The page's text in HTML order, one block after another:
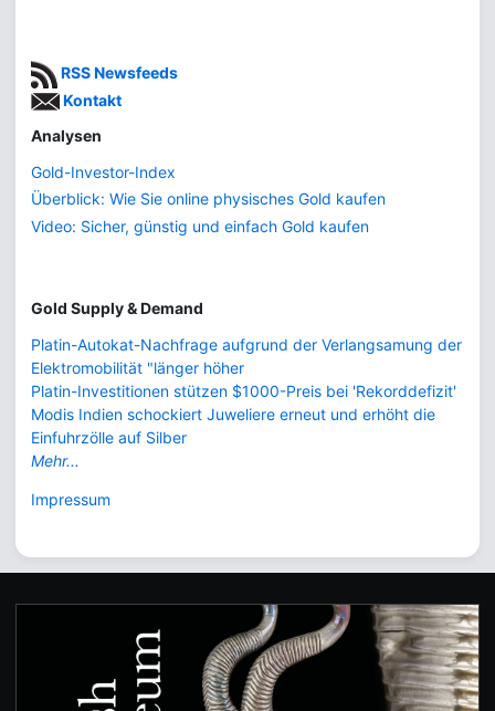
RSS Newsfeeds
Kontakt
Analysen
Gold-Investor-Index
Überblick: Wie Sie online physisches Gold kaufen
Video: Sicher, günstig und einfach Gold kaufen
Gold Supply & Demand
Platin-Autokat-Nachfrage aufgrund der Verlangsamung der
Elektromobilität "länger höher
Platin-Investitionen stützen $1000-Preis bei 'Rekorddefizit'
Modis Indien schockiert Juweliere erneut und erhöht die
Einfuhrzölle auf Silber
Mehr...
Impressum